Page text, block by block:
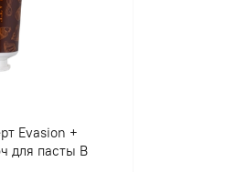
Evasion +
для пасты В